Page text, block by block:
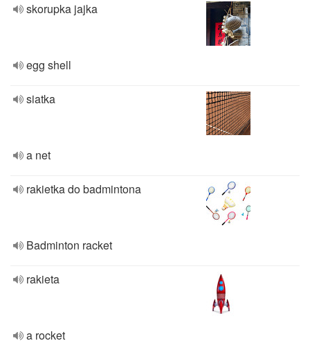
skorupka jajka
egg shell
siatka
a net
rakietka do badmintona
Badminton racket
rakieta
a rocket